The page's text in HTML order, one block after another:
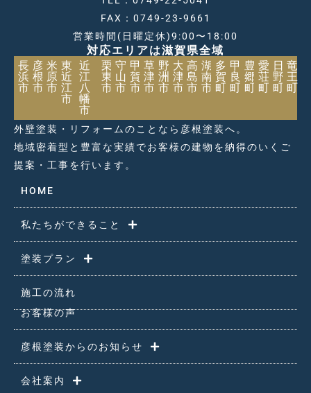
FAX：0749-23-9661
営業時間(日曜定休)9:00〜18:00
対応エリアは滋賀県全域
長
浜
市
彦
根
市
米
原
市
東
近
江
市
近
江
八
幡
市
栗
東
市
守
山
市
甲
賀
市
草
津
市
野
洲
市
大
津
市
高
島
市
湖
南
市
多
賀
町
甲
良
町
豊
郷
町
愛
荘
町
日
野
町
竜
王
町
外壁塗装・リフォームのことなら彦根塗装へ。
地域密着型と豊富な実績でお客様の建物を納得のいくご
提案・工事を行います。
HOME
私たちができること
塗装プラン
施工の流れ
お客様の声
彦根塗装からのお知らせ
会社案内